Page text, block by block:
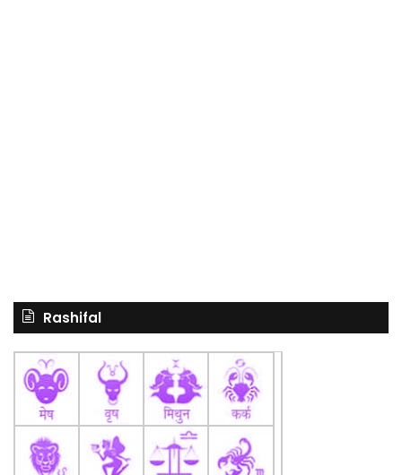
Rashifal